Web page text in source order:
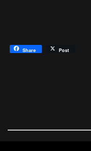
Share Post